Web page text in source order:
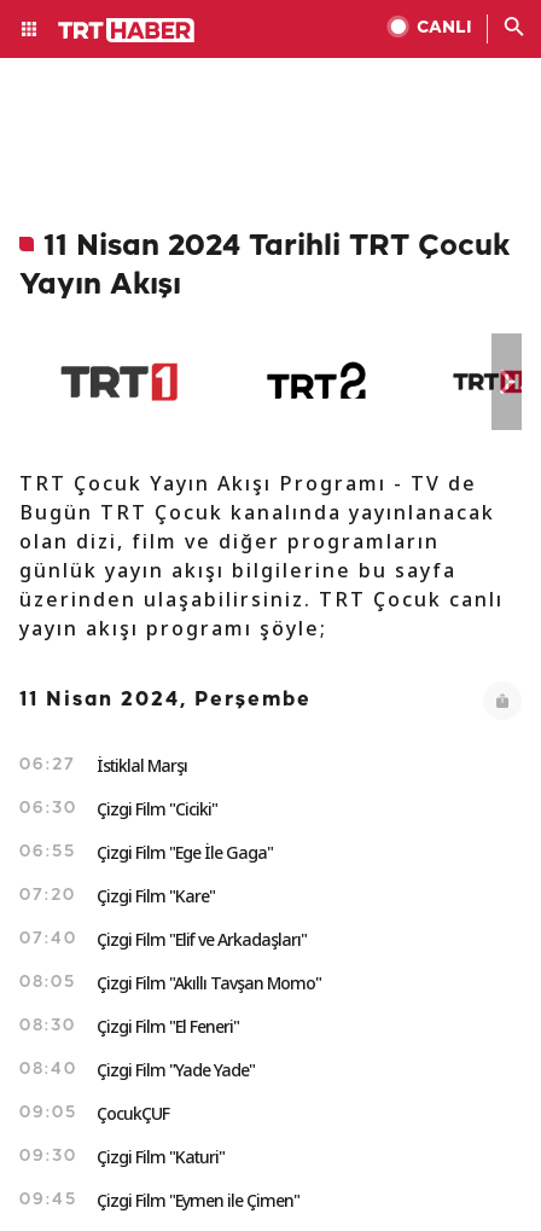
CANLI
11 Nisan 2024 Tarihli TRT Çocuk
Yayın Akışı
TRT Çocuk Yayın Akışı Programı - TV de
Bugün TRT Çocuk kanalında yayınlanacak
olan dizi, film ve diğer programların
günlük yayın akışı bilgilerine bu sayfa
üzerinden ulaşabilirsiniz. TRT Çocuk canlı
yayın akışı programı şöyle;
11 Nisan 2024, Perşembe
06:27 İstiklal Marşı
06:30 Çizgi Film "Ciciki"
06:55 Çizgi Film "Ege İle Gaga"
07:20 Çizgi Film "Kare"
07:40 Çizgi Film "Elif ve Arkadaşları"
08:05 Çizgi Film "Akıllı Tavşan Momo"
08:30 Çizgi Film "El Feneri"
08:40 Çizgi Film "Yade Yade"
09:05 ÇocukÇUF
09:30 Çizgi Film "Katuri"
09:45 Çizgi Film "Eymen ile Çimen"